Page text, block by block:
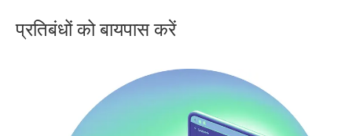
प्रतिबंधों को बायपास करें